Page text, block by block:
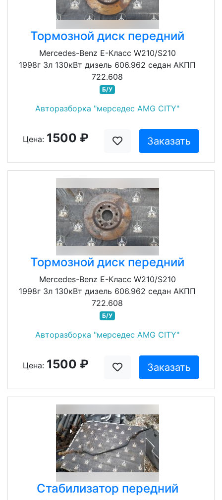
Тормозной диск передний
Mercedes-Benz E-Класс W210/S210
1998г 3л 130кВт дизель 606.962 седан АКПП
722.608
Б/У
Авторазборка "мерседес AMG CITY"
Цена: 1500 ₽ Заказать
Тормозной диск передний
Mercedes-Benz E-Класс W210/S210
1998г 3л 130кВт дизель 606.962 седан АКПП
722.608
Б/У
Авторазборка "мерседес AMG CITY"
Цена: 1500 ₽ Заказать
Стабилизатор передний